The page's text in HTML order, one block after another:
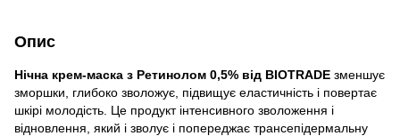
Опис
Нічна крем-маска з Ретинолом 0,5% від BIOTRADE зменшує
зморшки, глибоко зволожує, підвищує еластичність і повертає
шкірі молодість. Це продукт інтенсивного зволоження і
відновлення, який і зволує і попереджає трансепідермальну